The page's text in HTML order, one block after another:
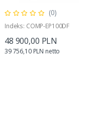
(0)
Indeks: COMP-EP100DF
48 900,00 PLN
39 756,10 PLN netto